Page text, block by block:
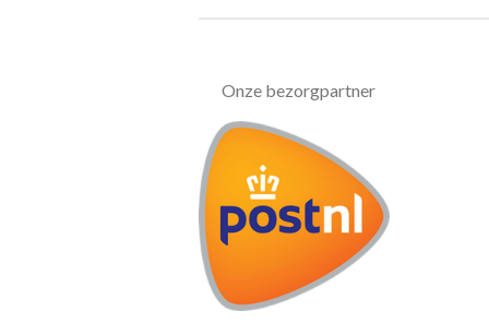
Onze bezorgpartner